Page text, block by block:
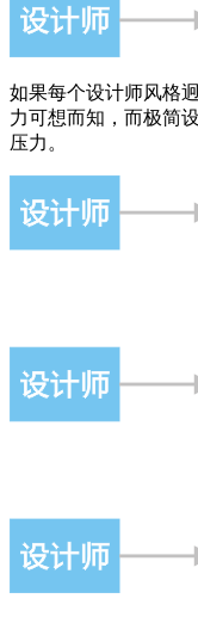
如果每个设计师风格
力可想而知，而极简
压力。